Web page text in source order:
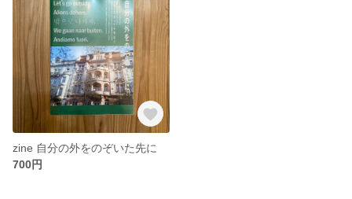
zine 自分の外をのぞいた先に
700円